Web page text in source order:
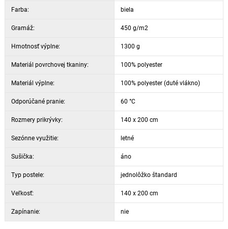
Farba: biela
Gramáž: 450 g/m2
Hmotnosť výplne: 1300 g
Materiál povrchovej tkaniny: 100% polyester
Materiál výplne: 100% polyester (duté vlákno)
Odporúčané pranie: 60 °C
Rozmery prikrývky: 140 x 200 cm
Sezónne využitie: letné
Sušička: áno
Typ postele: jednolôžko štandard
Veľkosť: 140 x 200 cm
Zapínanie: nie